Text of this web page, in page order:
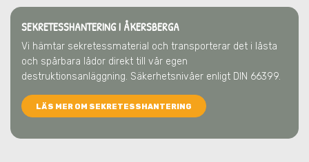
SEKRETESSHANTERING I ÅKERSBERGA
Vi hämtar sekretessmaterial och transporterar det i låsta
och spårbara lådor direkt till vår egen
destruktionsanläggning. Säkerhetsnivåer enligt DIN 66399.
LÄS MER OM SEKRETESSHANTERING